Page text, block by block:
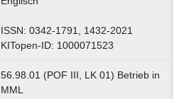
ISSN: 0342-1791, 1432-2021
KITopen-ID: 1000071523
56.98.01 (POF III, LK 01) Betrieb in
MML